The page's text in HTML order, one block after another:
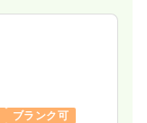
ブランク可